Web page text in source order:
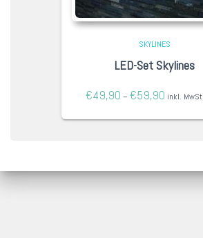
SKYLINES
LED-Set Skylines
€49,90 – €59,90 inkl. MwSt